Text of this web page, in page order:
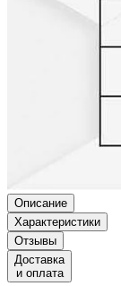
Описание
Характеристики
Отзывы
Доставка
и оплата